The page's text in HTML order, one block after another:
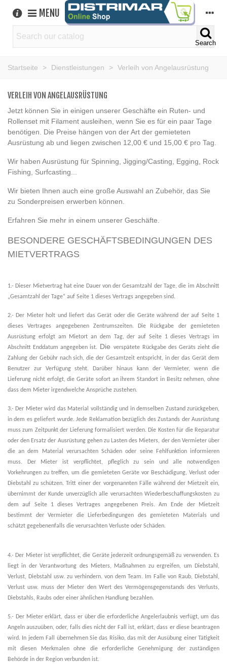
MENU
Search
Startseite > Dienstleistungen > Verleih von Angelausrüstung
VERLEIH VON ANGELAUSRÜSTUNG
Jetzt können Sie in einigen unserer Geschäfte ein Ruten- und
Rollenset mit Filament ausleihen, wenn Sie es für ein paar Tage
benötigen. Die Preise hängen von der Art der gemieteten
Ausrüstung ab und liegen zwischen 12,00 € und 15,00 € pro Tag.
Wir haben Ausrüstung für Spinning, Jigging/Casting, Egging, Rock
Fishing, Surfcasting...
Wir bieten Ihnen auch eine große Auswahl an Zubehör, das Sie
zu Sonderpreisen erwerben können.
Erfahren Sie mehr in einem unserer Geschäfte.
BESONDERE GESCHÄFTSBEDINGUNGEN DES
MIETVERTRAGS
1.- Dieser Mietvertrag hat eine Dauer von der Gesamtzahl der Tage, die im Abschnitt
„Gesamtzahl der Tage“ auf Seite 1 dieses Vertrags angegeben sind.
2.- Der Mieter holt und liefert das Gerät oder die Geräte während der auf Seite 1
dieses Vertrages angegebenen Zentrumszeiten. Die Rückgabe der gemieteten
Ausrüstung erfolgt am Mietort an dem Tag, der auf Seite 1 dieses Vertrags im
Abschnitt Enddatum angegeben ist. Die verspätete
Rückgabe des Geräts zieht die
Zahlung der Gebühr nach sich, die der Gesamtzeit entspricht, in der das Gerät dem
Benutzer zur Verfügung steht. Darüber hinaus kann der Vermieter, wenn die
Lieferung nicht erfolgt, die Geräte sofort an ihrem Standort in Besitz nehmen, ohne
dass dem Mieter irgendwelche Ansprüche zustehen.
3.- Der Mieter wird das Material vollständig und in demselben Zustand zurückgeben,
in dem es geliefert wurde. Jede Reklamation bezüglich des Zustands der Ausrüstung
muss zum Zeitpunkt der Lieferung formalisiert werden. Die Kosten für die Reparatur
oder den Ersatz der Ausrüstung gehen zu Lasten des Mieters, der den Vermieter über
die an dem Material verursachten Schäden oder seine Fehlfunktion informieren
muss. Der Mieter ist verpflichtet, pfleglich zu sein und alle notwendigen
Vorkehrungen zu treffen, um die gemieteten Geräte vor Beschädigung, Verlust oder
Diebstahl zu schützen. Tritt einer der vorgenannten Fälle während der Mietzeit ein,
übernimmt der Kunde unverzüglich alle verursachten Wiederbeschaffungskosten zu
dem auf Seite 1 dieses Vertrages angegebenen Preis. Am Ende der Mietzeit
bestimmt der Vermieter die Lieferbedingungen des gemieteten Materials und
schätzt gegebenenfalls die verursachten Verluste oder Schäden.
4.- Der Mieter ist verpflichtet, die Geräte jederzeit ordnungsgemäß zu verwenden. Es
liegt in der Verantwortung des Mieters, Maßnahmen zu ergreifen, um Diebstahl,
Verlust, Diebstahl usw. zu verhindern. von dem Team. Im Falle von Raub, Diebstahl,
Verlust usw. muss der Mieter den Wert des Vermögensgegenstands des Verlusts,
Diebstahls, Raubs oder einer ähnlichen Handlung bezahlen.
5.- Der Mieter erklärt, dass er über die erforderliche Angelerlaubnis verfügt, um das
Angeln auszuüben, oder, falls dies nicht der Fall ist, erklärt, dass er diese beantragen
wird. In jedem Fall übernehmen Sie das Risiko, das mit der Ausübung einer Tätigkeit
mit diesen Merkmalen ohne die erforderliche Genehmigung der zuständigen
Behörde in der Region verbunden ist.